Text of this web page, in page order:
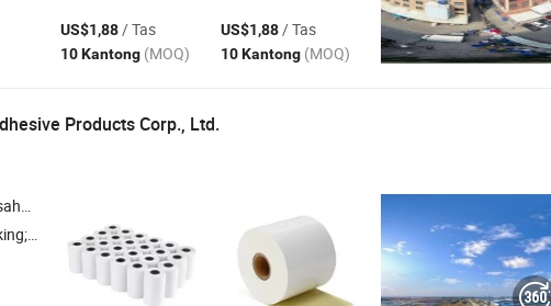
US$1,88/ Tas
10 Kantong (MOQ)
US$1,88/ Tas
10 Kantong (MOQ)
Products Corp., Ltd.
Cat; Film Jendela Otomotif